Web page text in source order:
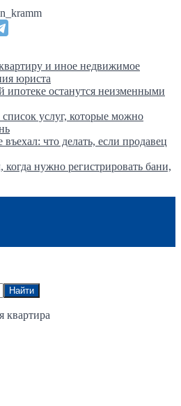
и иное недвижимое
юриста
ипотеке останутся неизменными
услуг, которые можно
что делать, если продавец
когда нужно регистрировать бани,
квартира